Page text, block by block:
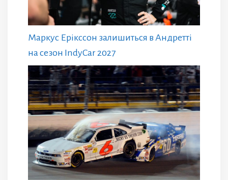
Маркус Ерікссон залишиться в Андретті
на сезон IndyCar 2027